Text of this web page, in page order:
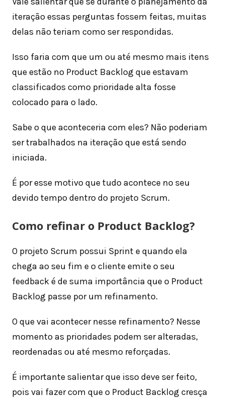
iteração essas perguntas fossem feitas, muitas
delas não teriam como ser respondidas.
Isso faria com que um ou até mesmo mais itens
que estão no Product Backlog que estavam
classificados como prioridade alta fosse
colocado para o lado.
Sabe o que aconteceria com eles? Não poderiam
ser trabalhados na iteração que está sendo
iniciada.
É por esse motivo que tudo acontece no seu
devido tempo dentro do projeto Scrum.
Como refinar o Product Backlog?
O projeto Scrum possui Sprint e quando ela
chega ao seu fim e o cliente emite o seu
feedback é de suma importância que o Product
Backlog passe por um refinamento.
O que vai acontecer nesse refinamento? Nesse
momento as prioridades podem ser alteradas,
reordenadas ou até mesmo reforçadas.
É importante salientar que isso deve ser feito,
pois vai fazer com que o Product Backlog cresça